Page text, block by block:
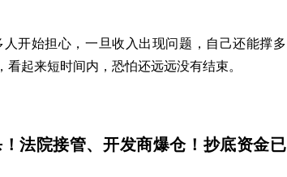
开始担心，一旦收入出现问题，自己还能撑多
起来短时间内，恐怕还远远没有结束。
法院接管、开发商爆仓！抄底资金已